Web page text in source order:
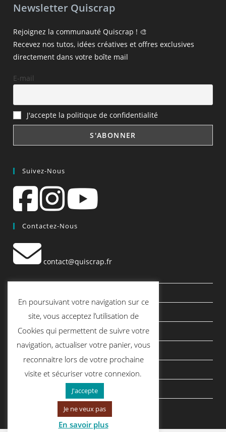
Newsletter Quiscrap
Rejoignez la communauté Quiscrap ! 🎨
Recevez nos tutos, idées créatives et offres exclusives
directement dans votre boîte mail
E-mail
J'accepte la politique de confidentialité
Suivez-Nous
Contactez-Nous
contact@quiscrap.fr
Le Blog
Conditions générales de vente
Mentions légales
Politique de confidentialité
politique de cookies
En poursuivant votre navigation sur ce
site, vous acceptez l’utilisation de
Cookies qui permettent de suivre votre
navigation, actualiser votre panier, vous
reconnaitre lors de votre prochaine
visite et sécuriser votre connexion.
J'accepte
Je ne veux pas
En savoir plus